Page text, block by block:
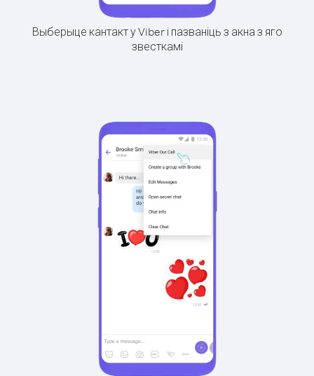
Выберыце кантакт у Viber і пазваніць з акна з яго
звесткамі